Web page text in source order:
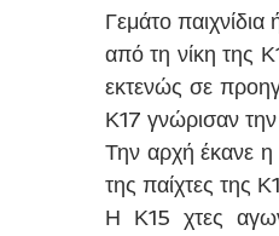
Γεμάτο
από τη νίκη της
εκτενώς σε
Κ17 γνώρισαν την
Την αρχή έκανε
της παίχτες της
Η Κ15 χτες